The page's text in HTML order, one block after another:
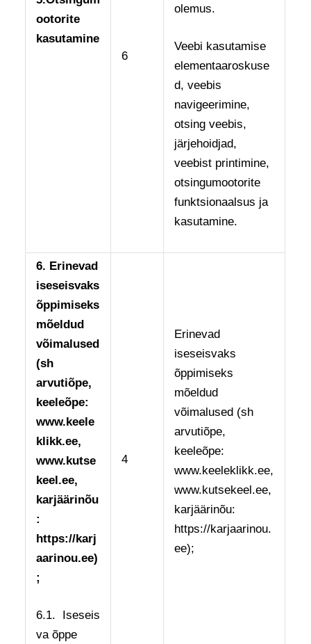
ootorite
kasutamine
6
olemus.
Veebi kasutamise
elementaaroskuse
d, veebis
navigeerimine,
otsing veebis,
järjehoidjad,
veebist printimine,
otsingumootorite
funktsionaalsus ja
kasutamine.
6. Erinevad
iseseisvaks
õppimiseks
mõeldud
võimalused
(sh
arvutiõpe,
keeleõpe:
www.keele
klikk.ee,
www.kutse
keel.ee,
karjäärinõu
:
https://karj
aarinou.ee)
;
6.1. Iseseis
va õppe
4
Erinevad
iseseisvaks
õppimiseks
mõeldud
võimalused (sh
arvutiõpe,
keeleõpe:
www.keeleklikk.ee,
www.kutsekeel.ee,
karjäärinõu:
https://karjaarinou.
ee);